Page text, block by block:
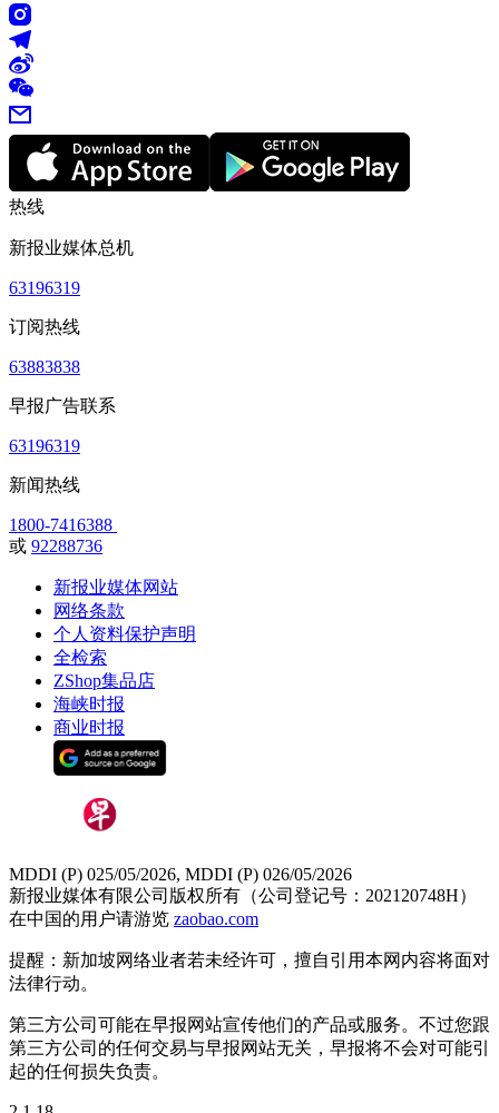
热线
新报业媒体总机
63196319
订阅热线
63883838
早报广告联系
63196319
新闻热线
1800-7416388
或 92288736
新报业媒体网站
网络条款
个人资料保护声明
全检索
ZShop集品店
海峡时报
商业时报
MDDI (P) 025/05/2026, MDDI (P) 026/05/2026
新报业媒体有限公司版权所有（公司登记号：202120748H）
在中国的用户请游览 zaobao.com
提醒：新加坡网络业者若未经许可，擅自引用本网内容将面对
法律行动。
第三方公司可能在早报网站宣传他们的产品或服务。不过您跟
第三方公司的任何交易与早报网站无关，早报将不会对可能引
起的任何损失负责。